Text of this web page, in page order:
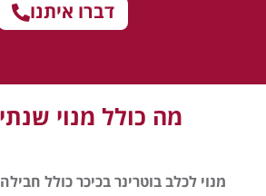
דברו איתנו
מה כולל מנוי
מנוי לכלב בוטרינר בכיכר כולל